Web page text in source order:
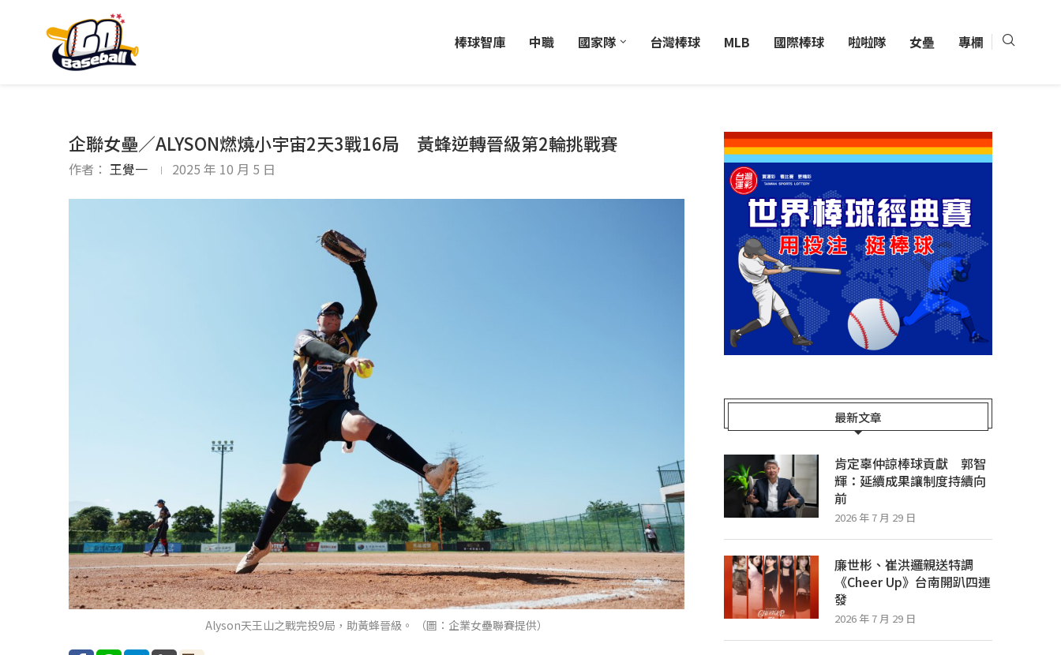
棒球智庫 中職 國家隊 台灣棒球 MLB 國際棒球 啦啦隊 女壘 專欄
企聯女壘／ALYSON燃燒小宇宙2天3戰16局 黃蜂逆轉晉級第2輪挑戰賽
作者： 王覺一 2025 年 10 月 5 日
Alyson天王山之戰完投9局，助黃蜂晉級。 （圖：企業女壘聯賽提供）
最新文章
肯定辜仲諒棒球貢獻 郭智
輝：延續成果讓制度持續向
前
2026 年 7 月 29 日
廉世彬、崔洪邏親送特調
《Cheer Up》台南開趴四連
發
2026 年 7 月 29 日